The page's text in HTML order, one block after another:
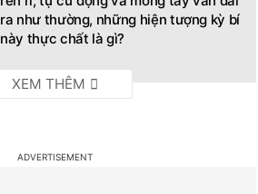
ra như thường, những hiện tượng kỳ bí
này thực chất là gì?